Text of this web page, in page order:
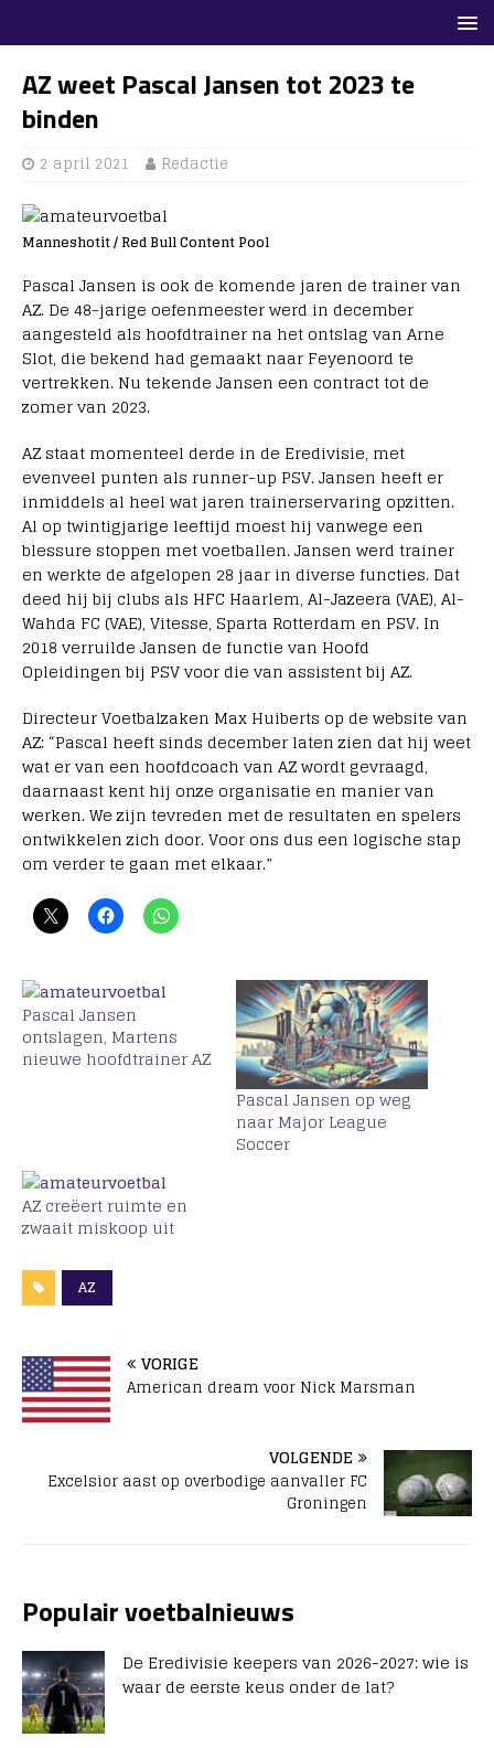
AZ weet Pascal Jansen tot 2023 te
binden
2 april 2021 Redactie
Manneshotit / Red Bull Content Pool
Pascal Jansen is ook de komende jaren de trainer van
AZ. De 48-jarige oefenmeester werd in december
aangesteld als hoofdtrainer na het ontslag van Arne
Slot, die bekend had gemaakt naar Feyenoord te
vertrekken. Nu tekende Jansen een contract tot de
zomer van 2023.
AZ staat momenteel derde in de Eredivisie, met
evenveel punten als runner-up PSV. Jansen heeft er
inmiddels al heel wat jaren trainerservaring opzitten.
Al op twintigjarige leeftijd moest hij vanwege een
blessure stoppen met voetballen. Jansen werd trainer
en werkte de afgelopen 28 jaar in diverse functies. Dat
deed hij bij clubs als HFC Haarlem, Al-Jazeera (VAE), Al-
Wahda FC (VAE), Vitesse, Sparta Rotterdam en PSV. In
2018 verruilde Jansen de functie van Hoofd
Opleidingen bij PSV voor die van assistent bij AZ.
Directeur Voetbalzaken Max Huiberts op de website van
AZ: “Pascal heeft sinds december laten zien dat hij weet
wat er van een hoofdcoach van AZ wordt gevraagd,
daarnaast kent hij onze organisatie en manier van
werken. We zijn tevreden met de resultaten en spelers
ontwikkelen zich door. Voor ons dus een logische stap
om verder te gaan met elkaar.”
Pascal Jansen
ontslagen, Martens
nieuwe hoofdtrainer AZ
Pascal Jansen op weg
naar Major League
Soccer
AZ creëert ruimte en
zwaait miskoop uit
AZ
VORIGE
American dream voor Nick Marsman
VOLGENDE
Excelsior aast op overbodige aanvaller FC
Groningen
Populair voetbalnieuws
De Eredivisie keepers van 2026-2027: wie is
waar de eerste keus onder de lat?